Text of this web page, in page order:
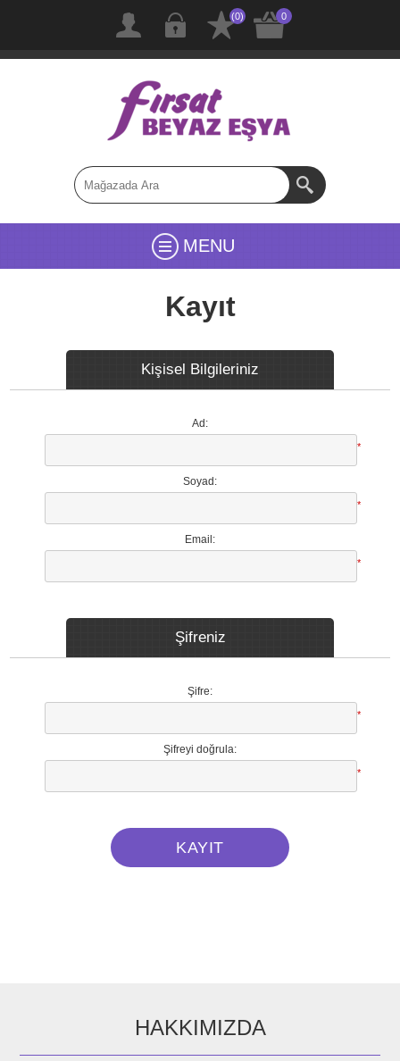
(0) 0
MENU
Kayıt
Kişisel Bilgileriniz
Ad:
*
Soyad:
*
Email:
*
Şifreniz
Şifre:
*
Şifreyi doğrula:
*
HAKKIMIZDA